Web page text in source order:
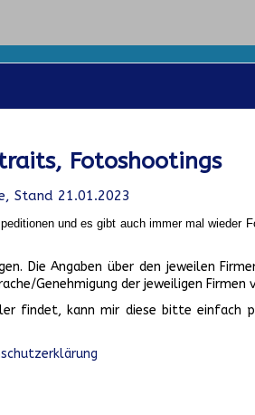
Fotoshootings
Stand 21.01.2023
und es gibt auch immer mal wieder
Die Angaben über den jeweilen
Genehmigung der jeweiligen Firmen
findet, kann mir diese bitte einfach